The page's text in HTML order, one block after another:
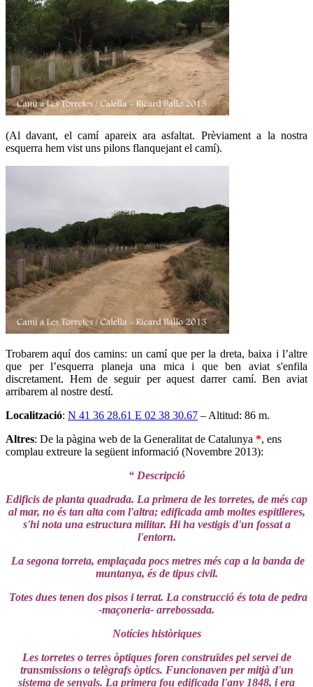
(Al davant, el camí apareix ara asfaltat. Prèviament a la nostra
esquerra hem vist uns pilons flanquejant el camí).
Trobarem aquí dos camins: un camí que per la dreta, baixa i l’altre
que per l’esquerra planeja una mica i que ben aviat s'enfila
discretament. Hem de seguir per aquest darrer camí. Ben aviat
arribarem al nostre destí.
Localització: N 41 36 28.61 E 02 38 30.67 – Altitud: 86 m.
Altres: De la pàgina web de la Generalitat de Catalunya *, ens
complau extreure la següent informació (Novembre 2013):
“ Descripció
Edificis de planta quadrada. La primera de les torretes, de més cap
al mar, no és tan alta com l'altra; edificada amb moltes espitlleres,
s'hi nota una estructura militar. Hi ha vestigis d'un fossat a
l'entorn.
La segona torreta, emplaçada pocs metres més cap a la banda de
muntanya, és de tipus civil.
Totes dues tenen dos pisos i terrat. La construcció és tota de pedra
-maçoneria- arrebossada.
Notícies històriques
Les torretes o terres òptiques foren construïdes pel servei de
transmissions o telègrafs òptics. Funcionaven per mitjà d'un
sistema de senyals. La primera fou edificada l'any 1848, i era